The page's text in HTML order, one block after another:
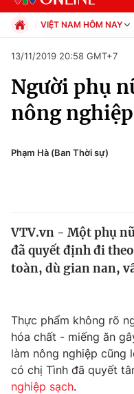
Chuyên mục
Chính trị
Xã hội
Y tế
Thế giới đó đây
Câu chuyện quốc tế
Kinh tế
Tài chính
Thị trường
Dữ liệu và đời sống
VIỆT NAM HÔM NAY
Xã hội
Pháp luật
Kinh tế
Thể thao
Văn hóa - Giải trí
Giáo dục
13/11/2019 20:58 GMT+7
Người phụ
nông
Phạm Hà (Ban Thời sự)
VTV.vn - Một phụ
đã quyết định đi
toàn, dù gian nan,
Thực phẩm không rõ
hóa chất - miếng ăn
làm nông nghiệp cũng
có chị Tình đã quyết
nghiệp sạch.